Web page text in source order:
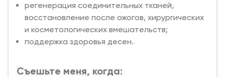
регенерация соединительных тканей,
восстановление после ожогов, хирургических
и косметологических вмешательств;
поддержка здоровья десен.
Съешьте меня, когда: